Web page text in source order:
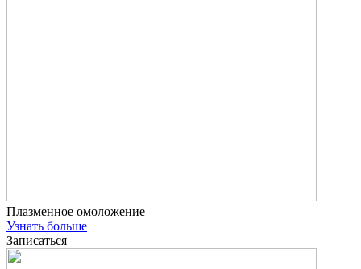
Плазменное омоложение
Узнать больше
Записаться